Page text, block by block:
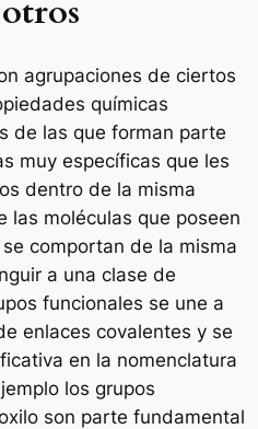
agrupaciones de ciertos
químicas
de las que forman parte
muy específicas que les
dentro de la misma
las moléculas que poseen
comportan de la misma
a una clase de
funcionales se une a
enlaces covalentes y se
en la nomenclatura
los grupos
son parte fundamental